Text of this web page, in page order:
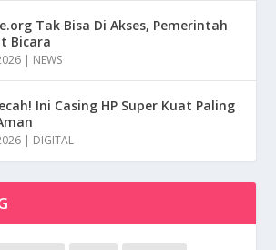
Tak Bisa Di Akses, Pemerintah
Bicara
| NEWS
Ini Casing HP Super Kuat Paling
| DIGITAL